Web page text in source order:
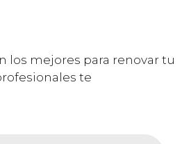
los mejores para renovar tu
te